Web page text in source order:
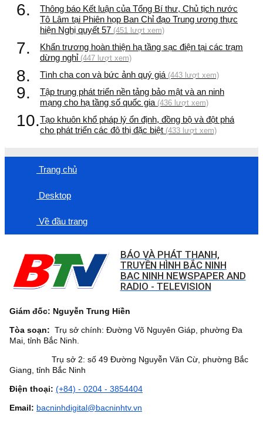
6.
Thông báo Kết luận của Tổng Bí thư, Chủ tịch nước
Tô Lâm tại Phiên họp Ban Chỉ đạo Trung ương thực
hiện Nghị quyết 57 (451 lượt xem)
7.
Khẩn trương hoàn thiện hạ tầng sạc điện tại các trạm
dừng nghỉ (447 lượt xem)
8. Tình cha con và bức ảnh quý giá (443 lượt xem)
9.
Tập trung phát triển nền tảng bảo mật và an ninh
mạng cho hạ tầng số quốc gia (436 lượt xem)
10.Tạo khuôn khổ pháp lý ổn định, đồng bộ và đột phá
cho phát triển các đô thị đặc biệt (433 lượt xem)
Trang chủ
Desktop
Về đầu trang
BÁO VÀ PHÁT THANH,
TRUYỀN HÌNH BẮC NINH
BAC NINH NEWSPAPER AND
RADIO - TELEVISION
Giám đốc: Nguyễn Trung Hiền
Tòa soạn: Trụ sở chính: Đường Võ Nguyên Giáp, phường Đa
Mai, tỉnh Bắc Ninh.
Trụ sở 2: số 49 Đường Nguyễn Văn Cừ, phường Bắc
Giang, tỉnh Bắc Ninh
Điện thoại: (+84) - 0204 - 3854404
Email: bacninhdigital@bacninhtv.vn